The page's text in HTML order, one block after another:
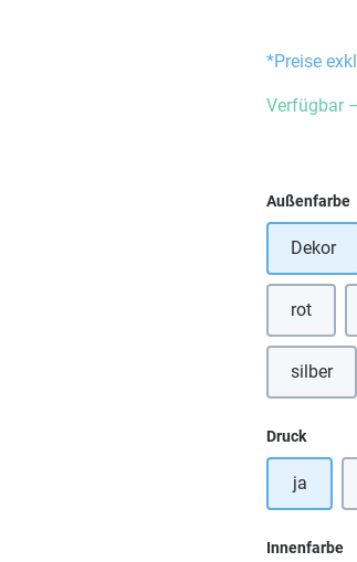
*Preise
Verfügbar
Außenfarbe
Dekor
rot
silber
Druck
ja
Innenfarbe